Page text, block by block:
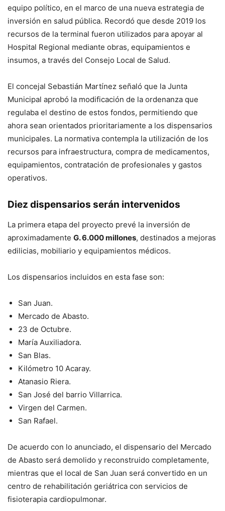
equipo político, en el marco de una nueva estrategia de
inversión en salud pública. Recordó que desde 2019 los
recursos de la terminal fueron utilizados para apoyar al
Hospital Regional mediante obras, equipamientos e
insumos, a través del Consejo Local de Salud.
El concejal Sebastián Martínez señaló que la Junta
Municipal aprobó la modificación de la ordenanza que
regulaba el destino de estos fondos, permitiendo que
ahora sean orientados prioritariamente a los dispensarios
municipales. La normativa contempla la utilización de los
recursos para infraestructura, compra de medicamentos,
equipamientos, contratación de profesionales y gastos
operativos.
Diez dispensarios serán intervenidos
La primera etapa del proyecto prevé la inversión de
aproximadamente G. 6.000 millones, destinados a mejoras
edilicias, mobiliario y equipamientos médicos.
Los dispensarios incluidos en esta fase son:
San Juan.
Mercado de Abasto.
23 de Octubre.
María Auxiliadora.
San Blas.
Kilómetro 10 Acaray.
Atanasio Riera.
San José del barrio Villarrica.
Virgen del Carmen.
San Rafael.
De acuerdo con lo anunciado, el dispensario del Mercado
de Abasto será demolido y reconstruido completamente,
mientras que el local de San Juan será convertido en un
centro de rehabilitación geriátrica con servicios de
fisioterapia cardiopulmonar.